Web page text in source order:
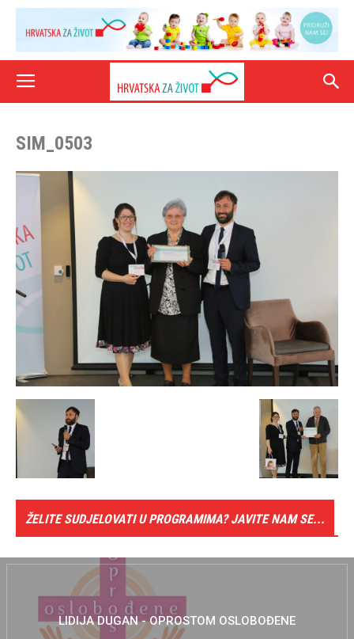
SIM_0503
ŽELITE SUDJELOVATI U PROGRAMIMA? JAVITE NAM SE...
LIDIJA DUGAN - OPROSTOM OSLOBOĐENE